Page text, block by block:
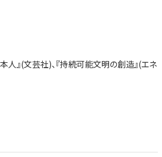
人』(文芸社)、『持続可能文明の創造』(エネ